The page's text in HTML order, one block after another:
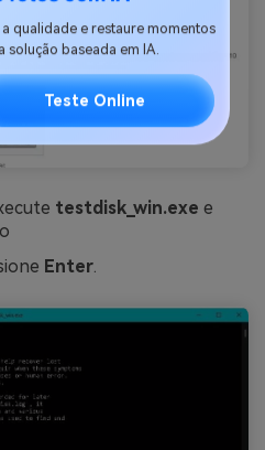
testdisk_win.exe e
Enter
fotos com IA
qualidade e restaure momentos